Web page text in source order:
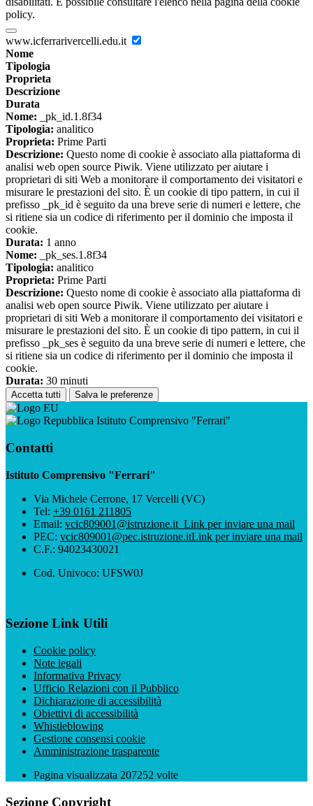
policy.
www.icferrarivercelli.edu.it
Nome
Tipologia
Proprieta
Descrizione
Durata
Nome: _pk_id.1.8f34
Tipologia: analitico
Proprieta: Prime Parti
Descrizione: Questo nome di cookie è associato alla piattaforma di
analisi web open source Piwik. Viene utilizzato per aiutare i
proprietari di siti Web a monitorare il comportamento dei visitatori e
misurare le prestazioni del sito. È un cookie di tipo pattern, in cui il
prefisso _pk_id è seguito da una breve serie di numeri e lettere, che
si ritiene sia un codice di riferimento per il dominio che imposta il
cookie.
Durata: 1 anno
Nome: _pk_ses.1.8f34
Tipologia: analitico
Proprieta: Prime Parti
Descrizione: Questo nome di cookie è associato alla piattaforma di
analisi web open source Piwik. Viene utilizzato per aiutare i
proprietari di siti Web a monitorare il comportamento dei visitatori e
misurare le prestazioni del sito. È un cookie di tipo pattern, in cui il
prefisso _pk_ses è seguito da una breve serie di numeri e lettere, che
si ritiene sia un codice di riferimento per il dominio che imposta il
cookie.
Durata: 30 minuti
Accetta tutti Salva le preferenze
Istituto Comprensivo "Ferrari"
Contatti
Istituto Comprensivo "Ferrari"
Via Michele Cerrone, 17 Vercelli (VC)
Tel: +39 0161 211805
Email: vcic809001@istruzione.it Link per inviare una mail
PEC: vcic809001@pec.istruzione.itLink per inviare una mail
C.F.: 94023430021
Cod. Univoco: UFSW0J
Sezione Link Utili
Cookie policy
Note legali
Informativa Privacy
Ufficio Relazioni con il Pubblico
Dichiarazione di accessibilità
Obiettivi di accessibilità
Whistleblowing
Gestione consensi cookie
Amministrazione trasparente
Pagina visualizzata 207252 volte
Sezione Copyright